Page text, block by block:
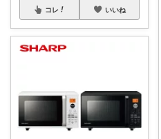
コレ いいね